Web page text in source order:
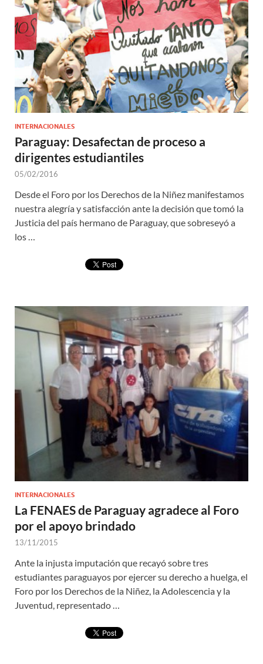
INTERNACIONALES
Paraguay: Desafectan de proceso a
dirigentes estudiantiles
05/02/2016
Desde el Foro por los Derechos de la Niñez manifestamos
nuestra alegría y satisfacción ante la decisión que tomó la
Justicia del país hermano de Paraguay, que sobreseyó a
los …
INTERNACIONALES
La FENAES de Paraguay agradece al Foro
por el apoyo brindado
13/11/2015
Ante la injusta imputación que recayó sobre tres
estudiantes paraguayos por ejercer su derecho a huelga, el
Foro por los Derechos de la Niñez, la Adolescencia y la
Juventud, representado …